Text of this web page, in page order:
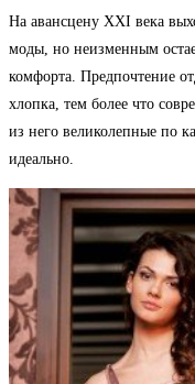
На авансцену XXI века
моды, но неизменным
комфорта. Предпочтение
хлопка, тем более что
из него великолепные по
идеально.